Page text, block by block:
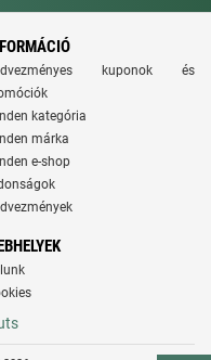
kuponok és
kategória
márka
e-shop